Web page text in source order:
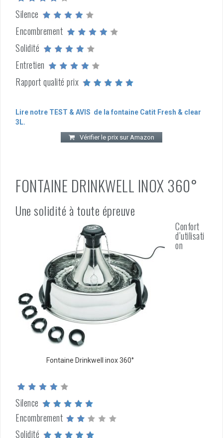
Silence
Encombrement
Solidité
Entretien
Rapport qualité prix
Lire notre TEST & AVIS de la fontaine Catit Fresh & clear
3L.
Vérifier le prix sur Amazon
FONTAINE DRINKWELL INOX 360°
Une solidité à toute épreuve
Fontaine Drinkwell inox 360°
Confort
d’utilisati
on
Silence
Encombrement
Solidité